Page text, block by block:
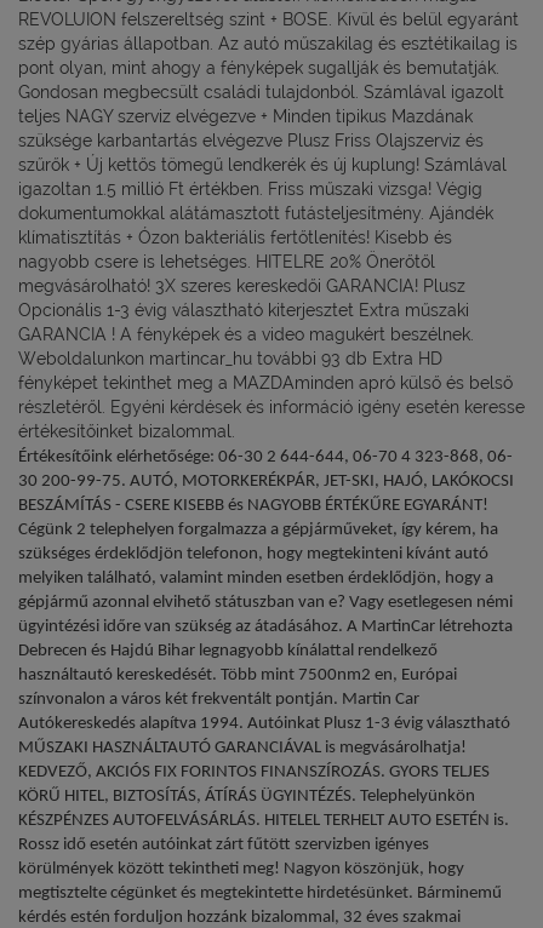
REVOLUION felszereltség szint + BOSE. Kívül és belül egyaránt
szép gyárias állapotban. Az autó műszakilag és esztétikailag is
pont olyan, mint ahogy a fényképek sugallják és bemutatják.
Gondosan megbecsült családi tulajdonból. Számlával igazolt
teljes NAGY szerviz elvégezve + Minden tipikus Mazdának
szüksége karbantartás elvégezve Plusz Friss Olajszerviz és
szűrők + Új kettős tömegű lendkerék és új kuplung! Számlával
igazoltan 1.5 millió Ft értékben. Friss műszaki vizsga! Végig
dokumentumokkal alátámasztott futásteljesítmény. Ajándék
klímatisztítás + Ózon bakteriális fertőtlenítés! Kisebb és
nagyobb csere is lehetséges. HITELRE 20% Önerőtől
megvásárolható! 3X szeres kereskedői GARANCIA! Plusz
Opcionális 1-3 évig választható kiterjesztet Extra műszaki
GARANCIA ! A fényképek és a video magukért beszélnek.
Weboldalunkon martincar_hu további 93 db Extra HD
fényképet tekinthet meg a MAZDAminden apró külső és belső
részletéről. Egyéni kérdések és információ igény esetén keresse
értékesítőinket bizalommal.
Értékesítőink elérhetősége: 06-30 2 644-644, 06-70 4 323-868, 06-
30 200-99-75. AUTÓ, MOTORKERÉKPÁR, JET-SKI, HAJÓ, LAKÓKOCSI
BESZÁMÍTÁS - CSERE KISEBB és NAGYOBB ÉRTÉKŰRE EGYARÁNT!
Cégünk 2 telephelyen forgalmazza a gépjárműveket, így kérem, ha
szükséges érdeklődjön telefonon, hogy megtekinteni kívánt autó
melyiken található, valamint minden esetben érdeklődjön, hogy a
gépjármű azonnal elvihető státuszban van e? Vagy esetlegesen némi
ügyintézési időre van szükség az átadásához. A MartinCar létrehozta
Debrecen és Hajdú Bihar legnagyobb kínálattal rendelkező
használtautó kereskedését. Több mint 7500nm2 en, Európai
színvonalon a város két frekventált pontján. Martin Car
Autókereskedés alapítva 1994. Autóinkat Plusz 1-3 évig választható
MŰSZAKI HASZNÁLTAUTÓ GARANCIÁVAL is megvásárolhatja!
KEDVEZŐ, AKCIÓS FIX FORINTOS FINANSZÍROZÁS. GYORS TELJES
KÖRŰ HITEL, BIZTOSÍTÁS, ÁTÍRÁS ÜGYINTÉZÉS. Telephelyünkön
KÉSZPÉNZES AUTOFELVÁSÁRLÁS. HITELEL TERHELT AUTO ESETÉN is.
Rossz idő esetén autóinkat zárt fűtött szervizben igényes
körülmények között tekintheti meg! Nagyon köszönjük, hogy
megtisztelte cégünket és megtekintette hirdetésünket. Bárminemű
kérdés estén forduljon hozzánk bizalommal, 32 éves szakmai